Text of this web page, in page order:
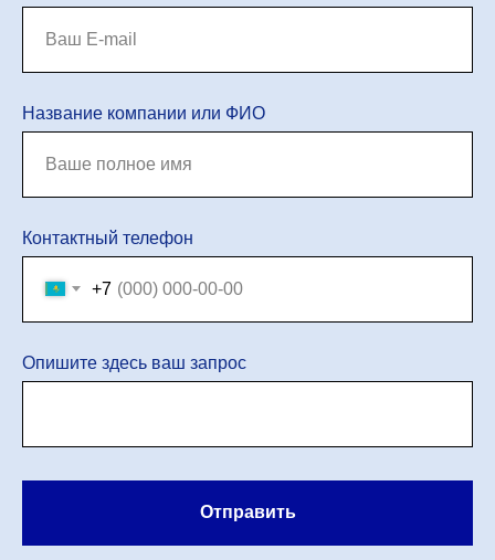
Название компании или ФИО
Контактный телефон
+7
Опишите здесь ваш запрос
Отправить